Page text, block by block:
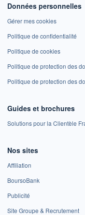
Données personnelles
Gérer mes cookies
Politique de confidentialité
Politique de cookies
Politique de protection des
Politique de protection des
Guides et brochures
Solutions pour la Clientèle
Nos sites
Affiliation
BoursoBank
Publicité
Site Groupe & Recrutement